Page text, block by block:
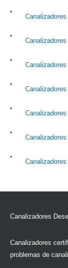
Canalizadores
Canalizadores
Canalizadores
Canalizadores
problemas de